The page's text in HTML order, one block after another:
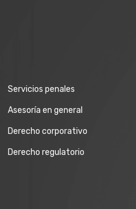
Servicios penales
Asesoría en general
Derecho corporativo
Derecho regulatorio